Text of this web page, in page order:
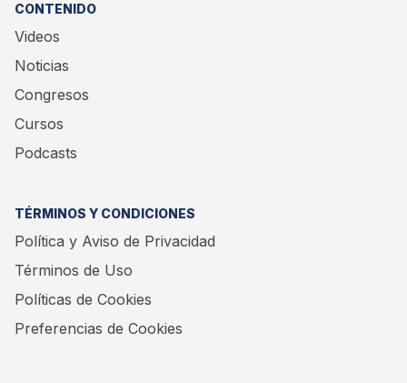
CONTENIDO
Videos
Noticias
Congresos
Cursos
Podcasts
TÉRMINOS Y CONDICIONES
Política y Aviso de Privacidad
Términos de Uso
Políticas de Cookies
Preferencias de Cookies